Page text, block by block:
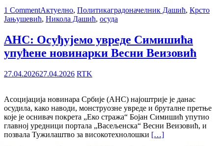
1 CommentАктуелно, Политикаградоначелник Дашић, Крсто
Јањушевић, Никола Дашић, осуда
АНС: Осуђујемо увреде Симишића
упућене новинарки Весни Веизовић
27.04.202627.04.2026 RTK
Асоцијација новинара Србије (АНС) најоштрије је данас
осудила, како наводи, монструозне увреде и бруталне претње
које је оснивач покрета „Еко стража“ Бојан Симишић упутио
главној уредници портала „Васељенска“ Весни Веизовић, и
позвала Тужилаштво за високотехнолошки […]